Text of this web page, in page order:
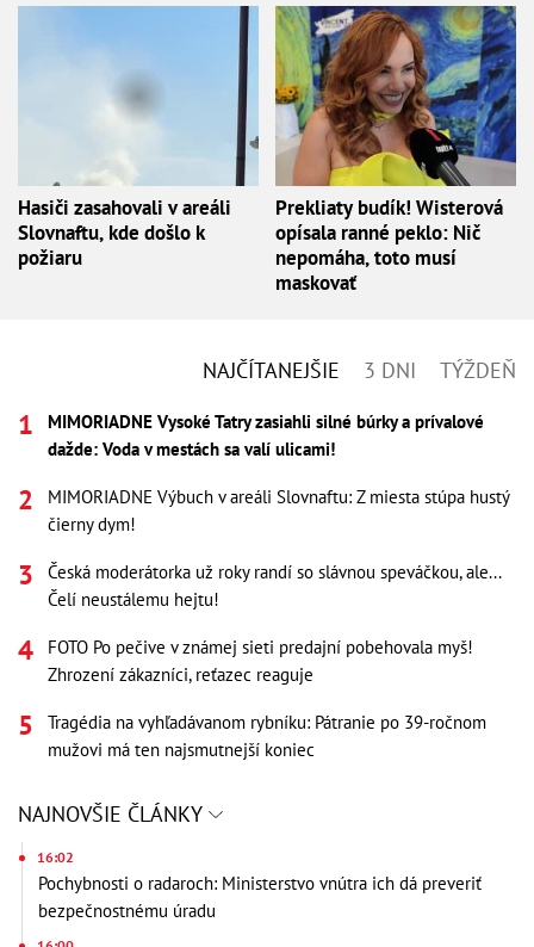
Hasiči zasahovali v areáli
Slovnaftu, kde došlo k
požiaru
Prekliaty budík! Wisterová
opísala ranné peklo: Nič
nepomáha, toto musí
maskovať
NAJČÍTANEJŠIE 3 DNI TÝŽDEŇ
MIMORIADNE Vysoké Tatry zasiahli silné búrky a prívalové
dažde: Voda v mestách sa valí ulicami!
MIMORIADNE Výbuch v areáli Slovnaftu: Z miesta stúpa hustý
čierny dym!
Česká moderátorka už roky randí so slávnou speváčkou, ale...
Čelí neustálemu hejtu!
FOTO Po pečive v známej sieti predajní pobehovala myš!
Zhrození zákazníci, reťazec reaguje
Tragédia na vyhľadávanom rybníku: Pátranie po 39-ročnom
mužovi má ten najsmutnejší koniec
NAJNOVŠIE ČLÁNKY
16:02
Pochybnosti o radaroch: Ministerstvo vnútra ich dá preveriť
bezpečnostnému úradu